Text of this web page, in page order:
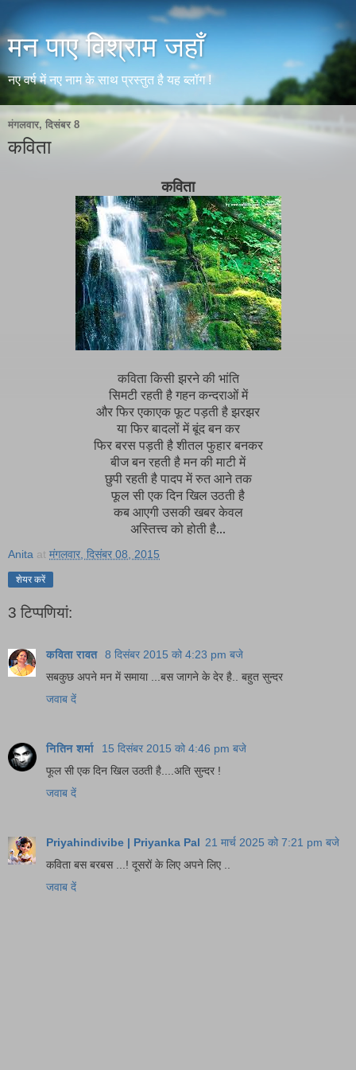
मन पाए विश्राम जहाँ
नए वर्ष में नए नाम के साथ प्रस्तुत है यह ब्लॉग !
मंगलवार, दिसंबर 8
कविता
कविता
कविता किसी झरने की भांति
सिमटी रहती है गहन कन्दराओं में
और फिर एकाएक फूट पड़ती है झरझर
या फिर बादलों में बूंद बन कर
फिर बरस पड़ती है शीतल फुहार बनकर
बीज बन रहती है मन की माटी में
छुपी रहती है पादप में रुत आने तक
फूल सी एक दिन खिल उठती है
कब आएगी उसकी खबर केवल
अस्तित्त्व को होती है...
Anita at मंगलवार, दिसंबर 08, 2015
शेयर करें
3 टिप्‍पणियां:
कविता रावत 8 दिसंबर 2015 को 4:23 pm बजे
सबकुछ अपने मन में समाया ...बस जागने के देर है.. बहुत सुन्दर
जवाब दें
नितिन शर्मा
15 दिसंबर 2015 को 4:46 pm बजे
फूल सी एक दिन खिल उठती है....अति सुन्दर !
जवाब दें
Priyahindivibe | Priyanka Pal 21 मार्च 2025 को 7:21 pm बजे
कविता बस बरबस ...! दूसरों के लिए अपने लिए ..
जवाब दें